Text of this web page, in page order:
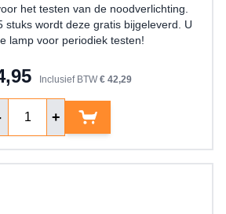
het testen van de noodverlichting.
stuks wordt deze gratis bijgeleverd. U
lamp voor periodiek testen!
Inclusief BTW € 42,29
+